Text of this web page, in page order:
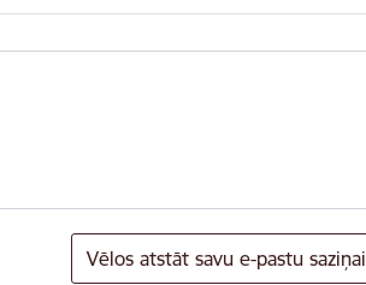
Vēlos atstāt savu e-pastu saziņai